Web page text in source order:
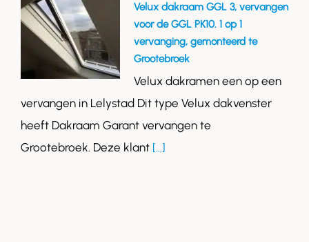
Velux dakraam GGL 3, vervangen
voor de GGL PK10. 1 op 1
vervanging, gemonteerd te
Grootebroek
Velux dakramen een op een
vervangen in Lelystad Dit type Velux dakvenster
heeft Dakraam Garant vervangen te
Grootebroek. Deze klant [...]